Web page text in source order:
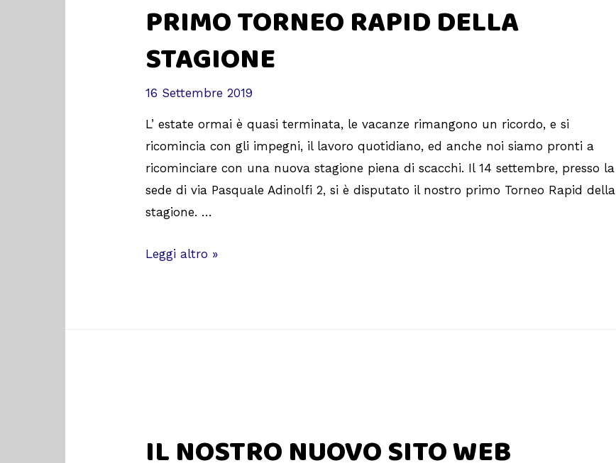
PRIMO TORNEO RAPID DELLA
STAGIONE
16 Settembre 2019
L’ estate ormai è quasi terminata, le vacanze rimangono un ricordo, e si
ricomincia con gli impegni, il lavoro quotidiano, ed anche noi siamo pronti a
ricominciare con una nuova stagione piena di scacchi. Il 14 settembre, presso la
sede di via Pasquale Adinolfi 2, si è disputato il nostro primo Torneo Rapid della
stagione. …
Leggi altro »
IL NOSTRO NUOVO SITO WEB